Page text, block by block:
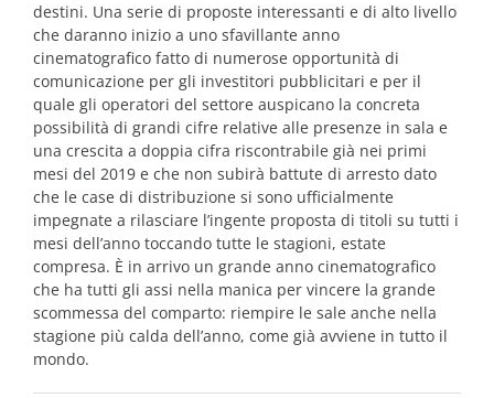
destini. Una serie di proposte interessanti e di alto livello
che daranno inizio a uno sfavillante anno
cinematografico fatto di numerose opportunità di
comunicazione per gli investitori pubblicitari e per il
quale gli operatori del settore auspicano la concreta
possibilità di grandi cifre relative alle presenze in sala e
una crescita a doppia cifra riscontrabile già nei primi
mesi del 2019 e che non subirà battute di arresto dato
che le case di distribuzione si sono ufficialmente
impegnate a rilasciare l’ingente proposta di titoli su tutti i
mesi dell’anno toccando tutte le stagioni, estate
compresa. È in arrivo un grande anno cinematografico
che ha tutti gli assi nella manica per vincere la grande
scommessa del comparto: riempire le sale anche nella
stagione più calda dell’anno, come già avviene in tutto il
mondo.